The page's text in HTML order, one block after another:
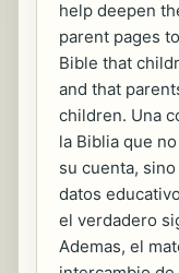
help deepen
parent pages
Bible that
and that
children. Una
la Biblia que
su cuenta,
datos
el verdadero
Ademas, el